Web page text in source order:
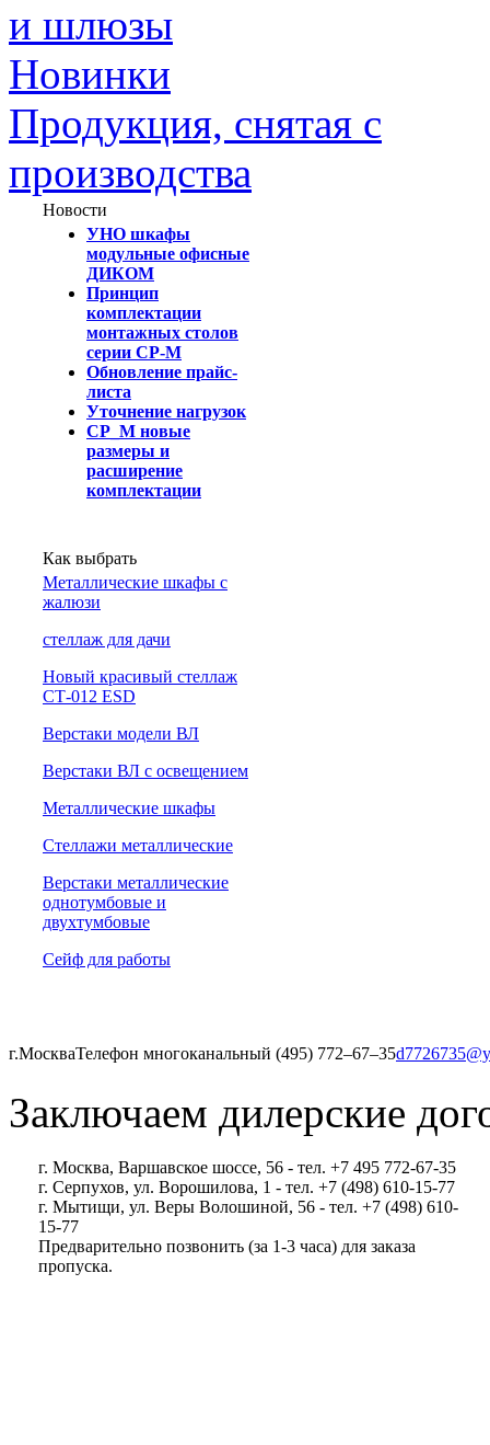
и шлюзы
Новинки
Продукция, снятая с
производства
Новости
УНО шкафы
модульные офисные
ДИКОМ
Принцип
комплектации
монтажных столов
серии СР-М
Обновление прайс-
листа
Уточнение нагрузок
СР_М новые
размеры и
расширение
комплектации
Как выбрать
Металлические шкафы с
жалюзи
cтеллаж для дачи
Новый красивый стеллаж
СТ-012 ESD
Верстаки модели ВЛ
Верстаки ВЛ с освещением
Металлические шкафы
Стеллажи металлические
Верстаки металлические
однотумбовые и
двухтумбовые
Сейф для работы
г.МоскваТелефон многоканальный (495) 772‒67‒35
Заключаем дилерские
г. Москва, Варшавское шоссе, 56 - тел. +7 495 772-67-35
г. Серпухов, ул. Ворошилова, 1 - тел. +7 (498) 610-15-77
г. Мытищи, ул. Веры Волошиной, 56 - тел. +7 (498) 610-
15-77
Предварительно позвонить (за 1-3 часа) для заказа
пропуска.